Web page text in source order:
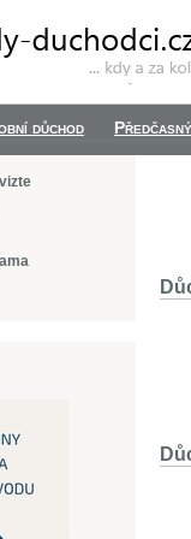
důchod